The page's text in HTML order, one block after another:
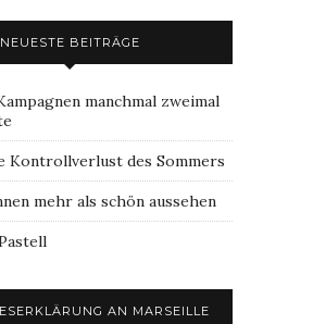
NEUESTE BEITRÄGE
manchmal zweimal
Kontrollverlust des Sommers
mehr als schön aussehen
AN MARSEILLE